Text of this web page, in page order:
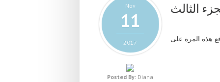
Nov
11
2017
Posted By: Diana
الثالث
هذه المرة على